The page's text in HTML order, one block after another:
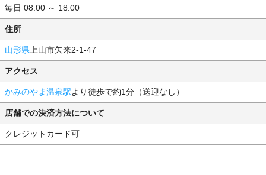
毎日 08:00 ～ 18:00
住所
山形県 上山市矢来2-1-47
アクセス
かみのやま温泉駅より徒歩で約1分（送迎なし）
店舗での決済方法について
クレジットカード可